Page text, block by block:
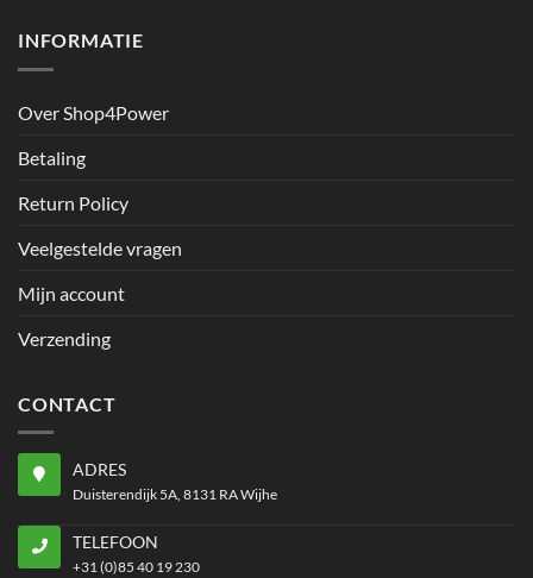
INFORMATIE
Over Shop4Power
Betaling
Return Policy
Veelgestelde vragen
Mijn account
Verzending
CONTACT
ADRES
Duisterendijk 5A, 8131 RA Wijhe
TELEFOON
+31 (0)85 40 19 230